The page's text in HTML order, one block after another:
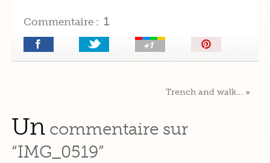
Commentaire : 1
Épingler!
Trench and walk… »
Uncommentaire sur
“IMG_0519”